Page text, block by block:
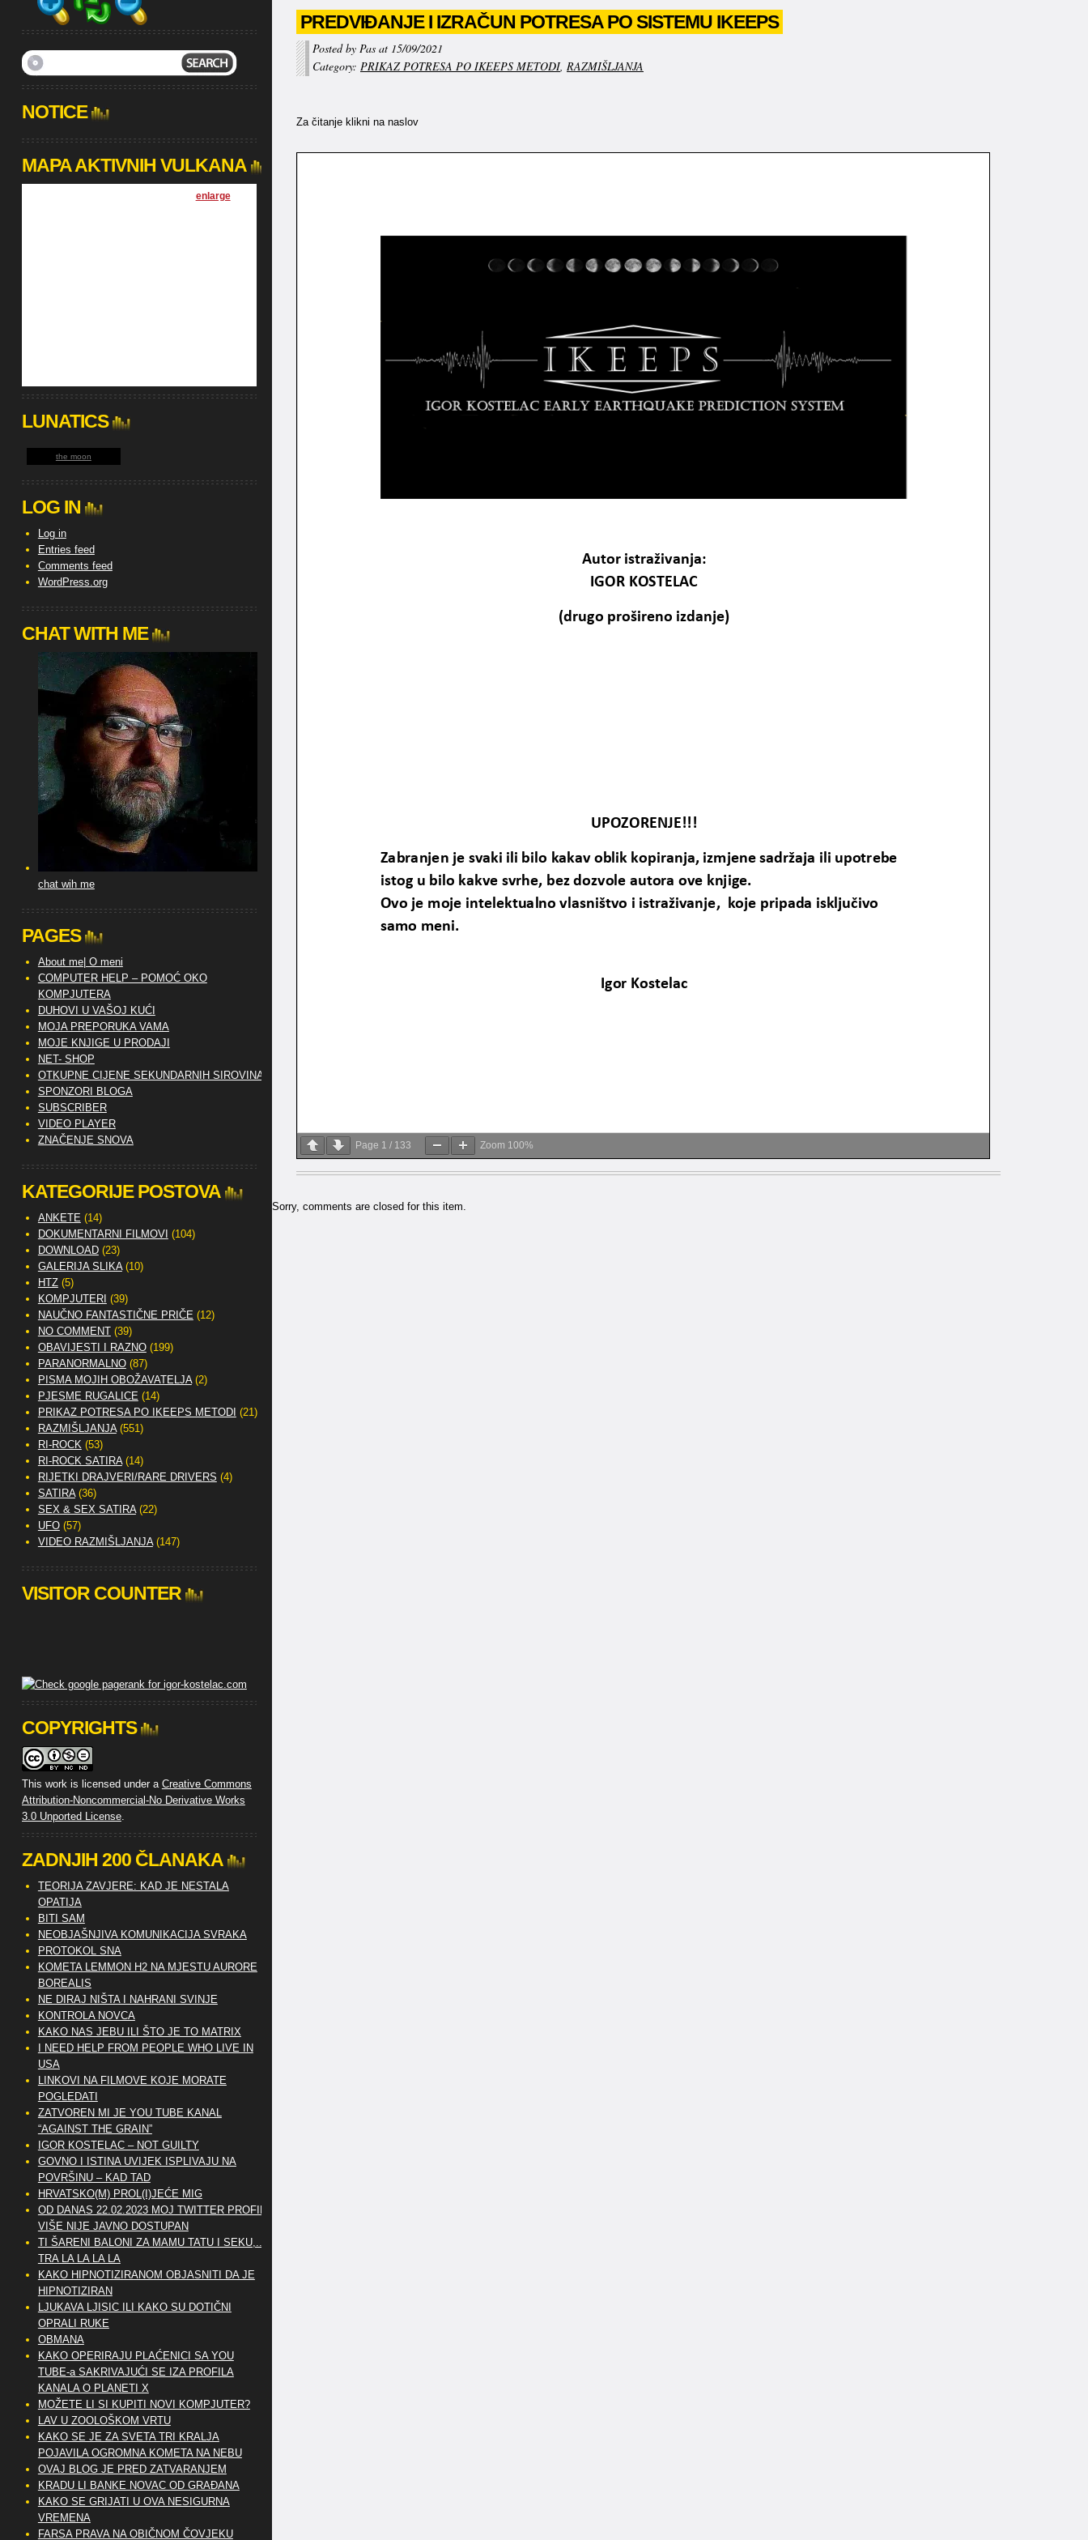
PREDVIĐANJE I IZRAČUN POTRESA PO SISTEMU IKEEPS
Posted by Pas at 15/09/2021
Category: PRIKAZ POTRESA PO IKEEPS METODI, RAZMIŠLJANJA
Za čitanje klikni na naslov
Page 1 / 133 Zoom 100%
Sorry, comments are closed for this item.
NOTICE
MAPA AKTIVNIH VULKANA
enlarge]
LUNATICS
the moon
LOG IN
Log in
Entries feed
Comments feed
WordPress.org
CHAT WITH ME
chat wih me
PAGES
About me| O meni
COMPUTER HELP – POMOĆ OKO
KOMPJUTERA
DUHOVI U VAŠOJ KUĆI
MOJA PREPORUKA VAMA
MOJE KNJIGE U PRODAJI
NET- SHOP
OTKUPNE CIJENE SEKUNDARNIH SIROVINA
SPONZORI BLOGA
SUBSCRIBER
VIDEO PLAYER
ZNAČENJE SNOVA
KATEGORIJE POSTOVA
ANKETE (14)
DOKUMENTARNI FILMOVI (104)
DOWNLOAD(23)
GALERIJA SLIKA(10)
HTZ(5)
KOMPJUTERI (39)
NAUČNO FANTASTIČNE PRIČE (12)
NO COMMENT(39)
OBAVIJESTI I RAZNO(199)
PARANORMALNO(87)
PISMA MOJIH OBOŽAVATELJA(2)
PJESME RUGALICE (14)
PRIKAZ POTRESA PO IKEEPS METODI (21)
RAZMIŠLJANJA(551)
RI-ROCK(53)
RI-ROCK SATIRA(14)
RIJETKI DRAJVERI/RARE DRIVERS (4)
SATIRA(36)
SEX & SEX SATIRA(22)
UFO(57)
VIDEO RAZMIŠLJANJA(147)
VISITOR COUNTER
COPYRIGHTS
This work is licensed under a Creative Commons
Attribution-Noncommercial-No Derivative Works
3.0 Unported License.
ZADNJIH 200 ČLANAKA
TEORIJA ZAVJERE: KAD JE NESTALA
OPATIJA
BITI SAM
NEOBJAŠNJIVA KOMUNIKACIJA SVRAKA
PROTOKOL SNA
KOMETA LEMMON H2 NA MJESTU AURORE
BOREALIS
NE DIRAJ NIŠTA I NAHRANI SVINJE
KONTROLA NOVCA
KAKO NAS JEBU ILI ŠTO JE TO MATRIX
I NEED HELP FROM PEOPLE WHO LIVE IN
USA
LINKOVI NA FILMOVE KOJE MORATE
POGLEDATI
ZATVOREN MI JE YOU TUBE KANAL
“AGAINST THE GRAIN”
IGOR KOSTELAC – NOT GUILTY
GOVNO I ISTINA UVIJEK ISPLIVAJU NA
POVRŠINU – KAD TAD
HRVATSKO(M) PROL(I)JEĆE MIG
OD DANAS 22.02.2023 MOJ TWITTER PROFIL
VIŠE NIJE JAVNO DOSTUPAN
TI ŠARENI BALONI ZA MAMU TATU I SEKU,..
TRA LA LA LA LA
KAKO HIPNOTIZIRANOM OBJASNITI DA JE
HIPNOTIZIRAN
LJUKAVA LJISIC ILI KAKO SU DOTIČNI
OPRALI RUKE
OBMANA
KAKO OPERIRAJU PLAĆENICI SA YOU
TUBE-a SAKRIVAJUĆI SE IZA PROFILA
KANALA O PLANETI X
MOŽETE LI SI KUPITI NOVI KOMPJUTER?
LAV U ZOOLOŠKOM VRTU
KAKO SE JE ZA SVETA TRI KRALJA
POJAVILA OGROMNA KOMETA NA NEBU
OVAJ BLOG JE PRED ZATVARANJEM
KRADU LI BANKE NOVAC OD GRAĐANA
KAKO SE GRIJATI U OVA NESIGURNA
VREMENA
FARSA PRAVA NA OBIČNOM ČOVJEKU